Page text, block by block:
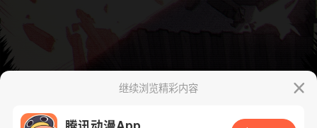
继续浏览精彩内容